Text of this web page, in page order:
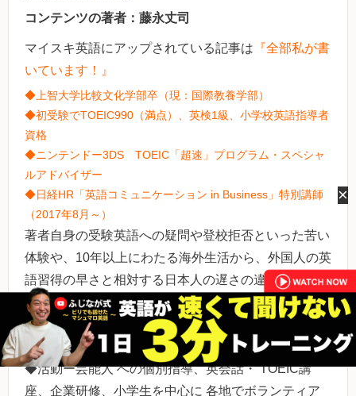
コンテンツの著者： 藤永丈司
マイスキ英語にアップされている記事は 『全部私が書
いています！』
◆上智大学比較文化学部卒（現：国際教養学部）
◆初受験でTOEIC990（満点）、英検1級、小学校英語指導者
資格
◆ニンテンドー3DS TOEIC「超速」プログラム・スペシャ
ルアドバイザー
◆日経HR「英語コミュニケーション in Business」特別講師
（2017年8月～）
著者自身の受験英語への疑問や登校拒否といった苦い
体験や、10年以上にわたる海外生活から、外国人の英
語習得の早さと相対する日本人の遅さの違いを同時に
徹底的に解読・研究を繰り返すことで、日本人へ「英
語回路」を植え付ける仕組みを解明。
◆活動ー芸能人 への個別指導、英会話・ TOEIC講
座、企業研修、小学生を中心に 各地でボランティア
×